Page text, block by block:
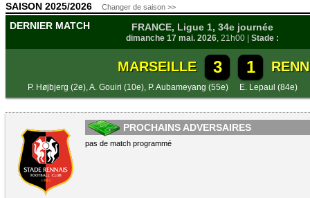
SAISON 2025/2026 Changer de saison >>
DERNIER MATCH FRANCE, Ligue 1, 34e journée
dimanche 17 mai. 2026, 21h00 | Stade :
MARSEILLE 3 1
P. Højbjerg (2e),A. Gouiri (10e), P. Aubameyang (55e) E. Lepaul (84e)
PROCHAINS ADVERSAIRES
pas de match programmé